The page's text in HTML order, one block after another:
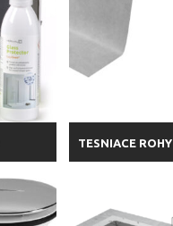
TESNIACE ROHY